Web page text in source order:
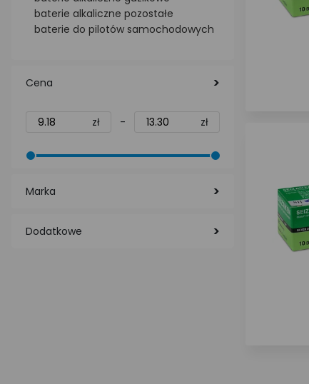
baterie alkaliczne pozostałe
baterie do pilotów samochodowych
Cena
zł - zł
Marka
Dodatkowe